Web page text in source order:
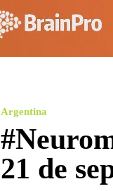
Argentina
21 de